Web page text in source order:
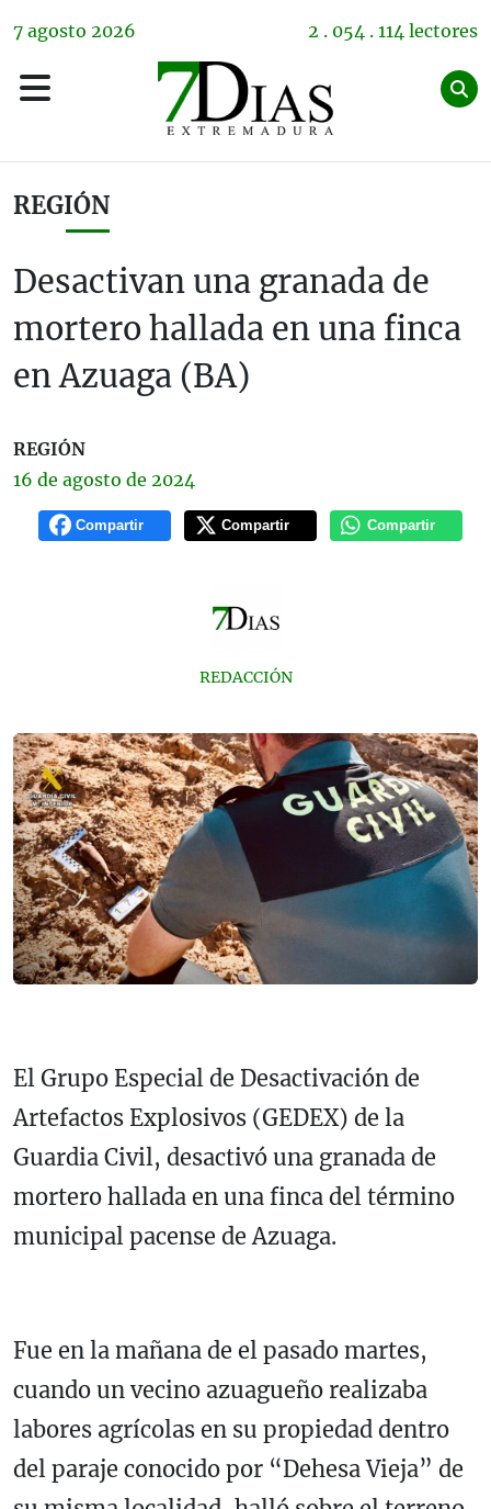
7 agosto 2026 2 . 054 . 114 lectores
REGIÓN
Desactivan una granada de
mortero hallada en una finca
en Azuaga (BA)
REGIÓN
16 de agosto de 2024
Compartir Compartir Compartir
REDACCIÓN
El Grupo Especial de Desactivación de
Artefactos Explosivos (GEDEX) de la
Guardia Civil, desactivó una granada de
mortero hallada en una finca del término
municipal pacense de Azuaga.
Fue en la mañana de el pasado martes,
cuando un vecino azuagueño realizaba
labores agrícolas en su propiedad dentro
del paraje conocido por “Dehesa Vieja” de